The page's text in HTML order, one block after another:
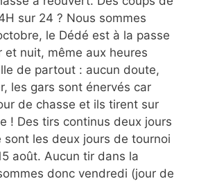
sur 24 ? Nous sommes
le Dédé est à la passe
et nuit, même aux heures
de partout : aucun doute,
les gars sont énervés car
de chasse et ils tirent sur
! Des tirs continus deux jours
sont les deux jours de tournoi
août. Aucun tir dans la
donc vendredi (jour de